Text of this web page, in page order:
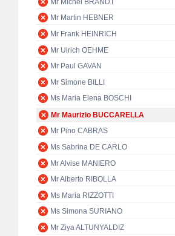
Mr Martin HEBNER
Mr Frank HEINRICH
Mr Ulrich OEHME
Mr Paul GAVAN
Mr Simone BILLI
Ms Maria Elena BOSCHI
Mr Maurizio BUCCARELLA
Mr Pino CABRAS
Ms Sabrina DE CARLO
Mr Alvise MANIERO
Mr Alberto RIBOLLA
Ms Maria RIZZOTTI
Ms Simona SURIANO
Mr Ziya ALTUNYALDIZ